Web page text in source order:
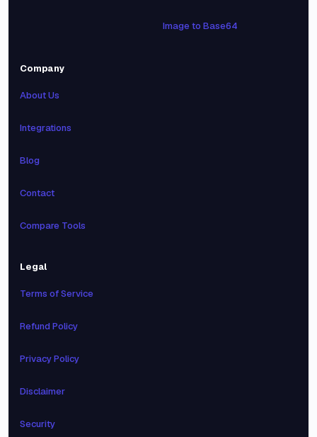
Image to Base64
Company
About Us
Integrations
Blog
Contact
Compare Tools
Legal
Terms of Service
Refund Policy
Privacy Policy
Disclaimer
Security